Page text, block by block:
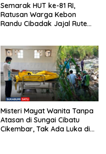
Semarak HUT ke-81 RI,
Ratusan Warga Kebon
Randu Cibadak Jajal Rute
Misteri Mayat Wanita Tanpa
Atasan di Sungai Cibatu
Cikembar, Tak Ada Luka di